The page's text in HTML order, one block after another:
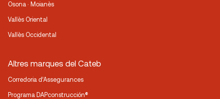
Osona · Moianès
Vallès Oriental
Vallès Occidental
Altres marques del Cateb
Corredoria d’Assegurances
Programa DAPconstrucción®